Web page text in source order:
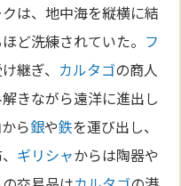
は、地中海を縦横に結
ど洗練されていた。 フ
継ぎ、 カルタゴの商人
きながら遠洋に進出し
ら銀や鉄を運び出し、
ギリシャからは陶器や